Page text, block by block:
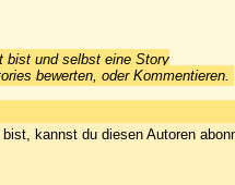
bist und selbst eine Story
bewerten, oder Kommentieren.
kannst du diesen Autoren